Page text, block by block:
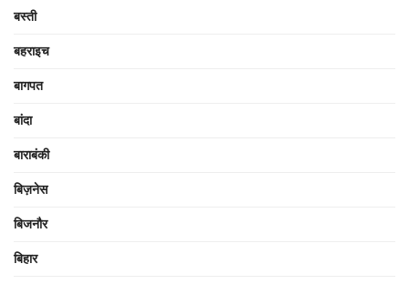
बस्ती
बहराइच
बागपत
बांदा
बाराबंकी
बिज़नेस
बिजनौर
बिहार